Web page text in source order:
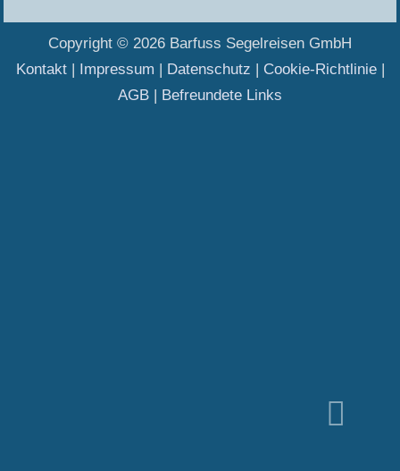
Copyright © 2026 Barfuss Segelreisen GmbH
Kontakt| Impressum | Datenschutz | Cookie-Richtlinie|
AGB | Befreundete Links